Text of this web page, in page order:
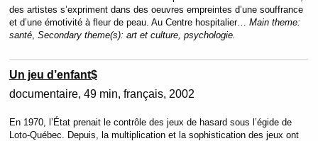
des artistes s’expriment dans des oeuvres empreintes d’une souffrance
et d’une émotivité à fleur de peau. Au Centre hospitalier… Main theme:
santé, Secondary theme(s): art et culture, psychologie.
Un jeu d’enfant$
documentaire 49 min français 2002
En 1970, l’État prenait le contrôle des jeux de hasard sous l’égide de
Loto-Québec. Depuis, la multiplication et la sophistication des jeux ont